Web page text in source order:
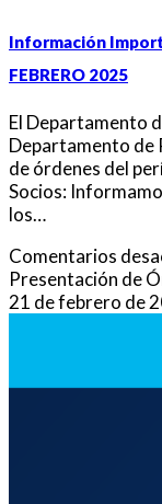
Información
FEBRERO 2025
El Departamento
Departamento de
de órdenes del
Socios:
los…
Comentarios
Presentación de
21 de febrero de